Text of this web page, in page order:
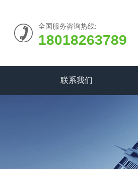
全国服务咨询热线:
18018263789
联系我们